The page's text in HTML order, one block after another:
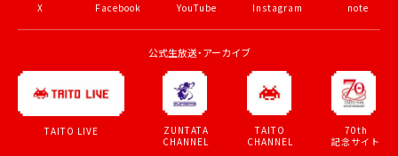
X Facebook YouTube Instagram note
公式生放送・アーカイブ
TAITO LIVE
ZUNTATA
CHANNEL
TAITO
CHANNEL
70th
記念サイト